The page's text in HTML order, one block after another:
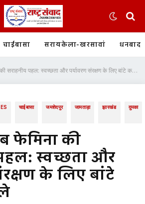
चाईबासा सरायकेला-खरसावां धनबाद
पहल: स्वच्छता और पर्यावरण संरक्षण के लिए बांटे कपड़े के थैले
चाईबासा जमशेदपुर जामताड़ा झारखंड दुमका
फेमिना की
स्वच्छता और
के लिए बांटे